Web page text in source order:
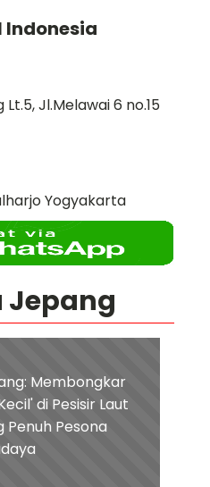
Indonesia
Jl.Melawai 6 no.15
Yogyakarta
Jepang
Membongkar
di Pesisir Laut
Pesona